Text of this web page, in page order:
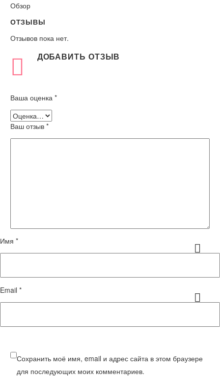
Обзор
ОТЗЫВЫ
Отзывов пока нет.
ДОБАВИТЬ ОТЗЫВ
Ваша оценка *
Ваш отзыв *
Имя *
Email *
Сохранить моё имя, email и адрес сайта в этом браузере
для последующих моих комментариев.